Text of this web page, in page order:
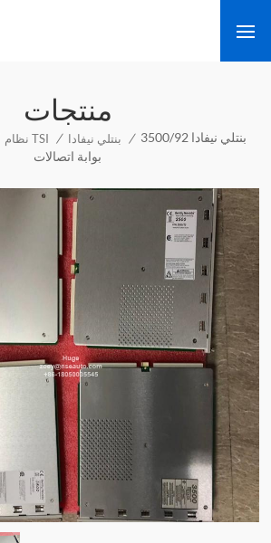
منتجات
نظام TSI / بنتلي نيفادا / بنتلي نيفادا 3500/92
بوابة اتصالات